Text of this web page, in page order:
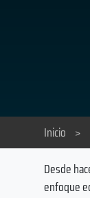
Inicio >
Desde
enfoque